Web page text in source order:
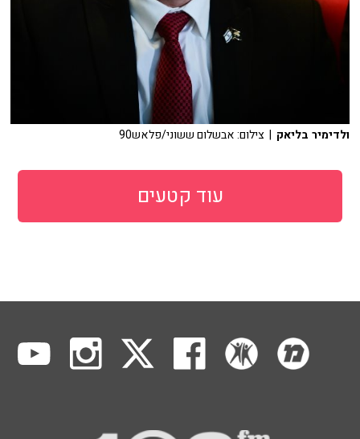
ולדימיר בליאק | צילום: אבשלום ששוני/פלאש90
עוד קטעים